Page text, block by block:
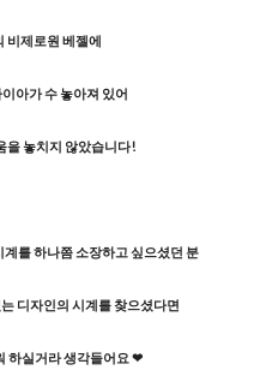
비제로원 베젤에
아가 수 놓아져 있어
을 놓치지 않았습니다!
를 하나쯤 소장하고 싶으셨던 분
디자인의 시계를 찾으셨다면
하실거라 생각들어요 ❤︎